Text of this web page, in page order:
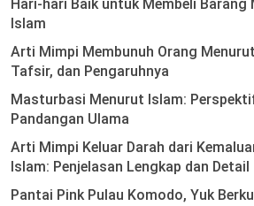
Hari-hari Baik untuk Membeli Barang
Islam
Arti Mimpi Membunuh Orang
Tafsir, dan Pengaruhnya
Masturbasi Menurut Islam:
Pandangan Ulama
Arti Mimpi Keluar Darah dari
Islam: Penjelasan Lengkap dan Detail
Pantai Pink Pulau Komodo, Yuk